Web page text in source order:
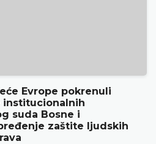
Ustavni sud BiH predstavio
rezultate rada i novu
18.05.2026.
Ustavni sud Bosne i Hercegovine je